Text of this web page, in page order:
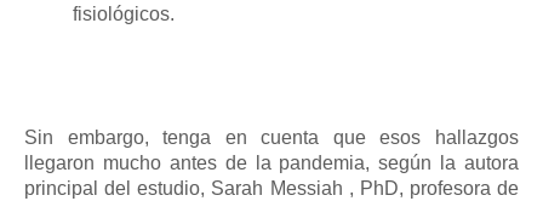
fisiológicos.
Sin embargo, tenga en cuenta que esos hallazgos
llegaron mucho antes de la pandemia, según la autora
principal del estudio, Sarah Messiah , PhD, profesora de